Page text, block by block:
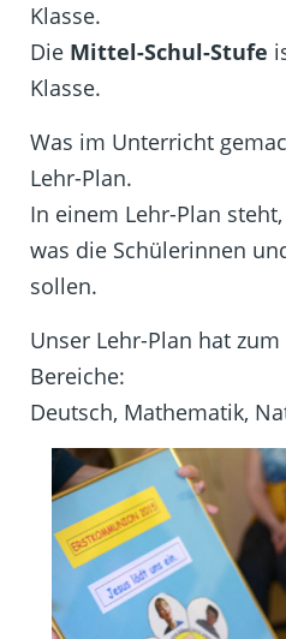
Klasse.
Die Mittel-Schul-Stufe
Klasse.
Was im Unterricht
Lehr-Plan.
In einem Lehr-Plan steht,
was die Schülerinnen
sollen.
Unser Lehr-Plan hat
Bereiche:
Deutsch, Mathematik,